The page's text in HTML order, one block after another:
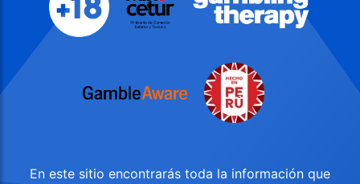
En este sitio encontrarás toda la información que